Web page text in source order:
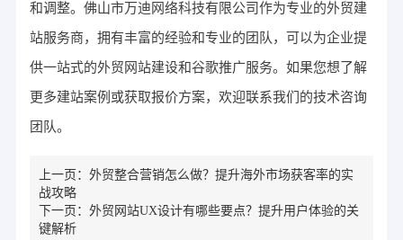
和调整。佛山市万迪网络科技有限公司作为专业的外贸建
站服务商，拥有丰富的经验和专业的团队，可以为企业提
供一站式的外贸网站建设和谷歌推广服务。如果您想了解
更多建站案例或获取报价方案，欢迎联系我们的技术咨询
团队。
上一页： 外贸整合营销怎么做？提升海外市场获客率的实
战攻略
下一页： 外贸网站UX设计有哪些要点？提升用户体验的关
键解析